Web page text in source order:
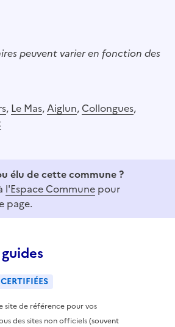
peuvent varier en fonction des
, Le Mas,Aiglun, Collongues,
élu de cette commune ?
l'Espace Commune pour
page.
site de référence pour vos
des sites non officiels (souvent